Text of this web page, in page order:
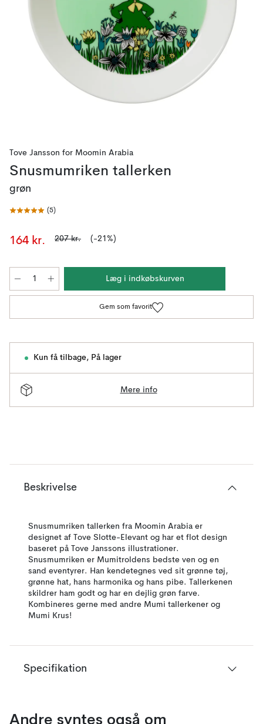
Tove Jansson for Moomin Arabia
Snusmumriken tallerken
grøn
(5)
164 kr. 207 kr. (-21%)
Læg i indkøbskurven
Gem som favorit
Kun få tilbage, På lager
Mere info
Beskrivelse
Snusmumriken tallerken fra Moomin Arabia er
designet af Tove Slotte-Elevant og har et flot design
baseret på Tove Janssons illustrationer.
Snusmumriken er Mumitroldens bedste ven og en
sand eventyrer. Han kendetegnes ved sit grønne tøj,
grønne hat, hans harmonika og hans pibe. Tallerkenen
skildrer ham godt og har en dejlig grøn farve.
Kombineres gerne med andre Mumi tallerkener og
Mumi Krus!
Specifikation
Andre syntes også om